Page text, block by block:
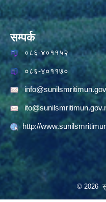
सम्पर्क
०८६-४०११५२
०८६-४०११७०
http://
© 2026